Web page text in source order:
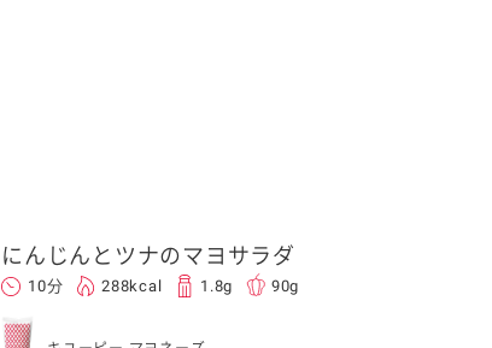
にんじんとツナのマヨサラダ
10分 288kcal 1.8g 90g